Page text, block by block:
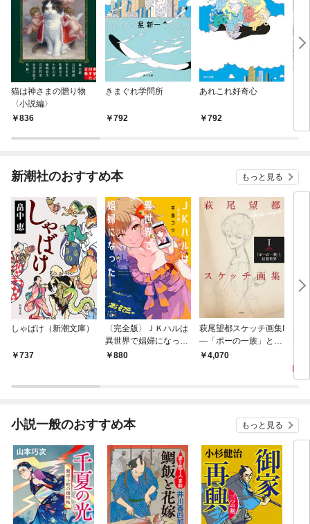
猫は神さまの贈り物
〈小説編〉
836
きまぐれ学問所
792
あれこれ好奇心
792
新潮社のおすすめ本 もっと見る
しゃばけ（新潮文庫）
737
〈完全版〉ＪＫハルは
異世界で娼婦になった
（新潮文庫nex）
880
萩尾望都スケッチ画集I
—「ポーの一族」と幻
想世界—
4,070
は
ゼ
小説一般のおすすめ本 もっと見る